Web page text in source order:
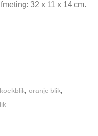
32 x 11 x 14 cm.
oranje blik